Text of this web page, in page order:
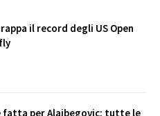
il record degli US Open
fatta per Alajbegovic: tutte le